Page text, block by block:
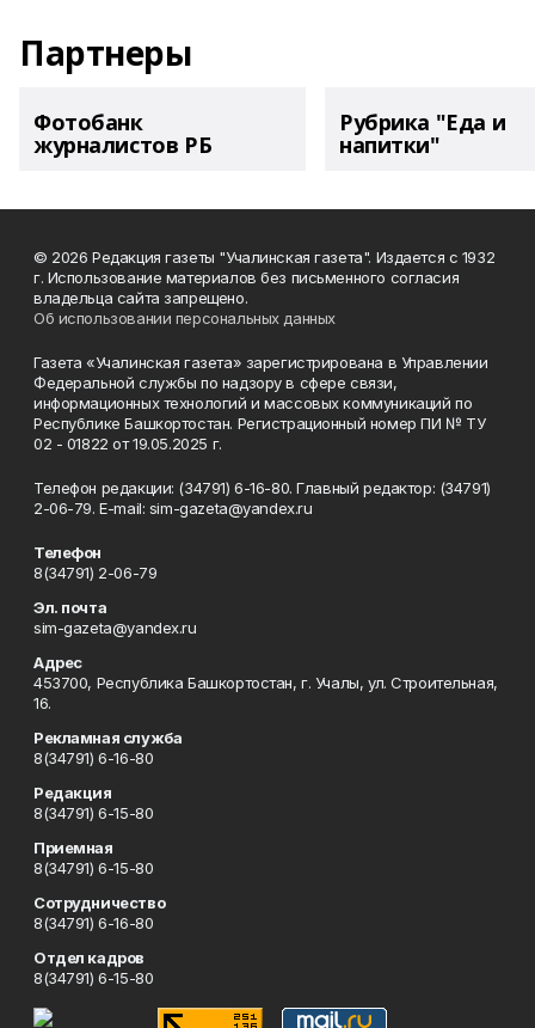
Партнеры
Фотобанк
журналистов РБ
Рубрика "Еда и
напитки"
© 2026 Редакция газеты "Учалинская газета". Издается с 1932
г. Использование материалов без письменного согласия
владельца сайта запрещено.
Об использовании персональных данных
Газета «Учалинская газета» зарегистрирована в Управлении
Федеральной службы по надзору в сфере связи,
информационных технологий и массовых коммуникаций по
Республике Башкортостан. Регистрационный номер ПИ № ТУ
02 - 01822 от 19.05.2025 г.
Телефон редакции: (34791) 6-16-80. Главный редактор: (34791)
2-06-79. Е-mаil: sim-gazeta@yandex.ru
Телефон
8(34791) 2-06-79
Эл. почта
sim-gazeta@yandex.ru
Адрес
453700, Республика Башкортостан, г. Учалы, ул. Строительная,
16.
Рекламная служба
8(34791) 6-16-80
Редакция
8(34791) 6-15-80
Приемная
8(34791) 6-15-80
Сотрудничество
8(34791) 6-16-80
Отдел кадров
8(34791) 6-15-80